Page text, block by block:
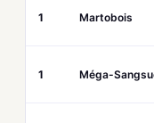
1 Martobois
1 Méga-